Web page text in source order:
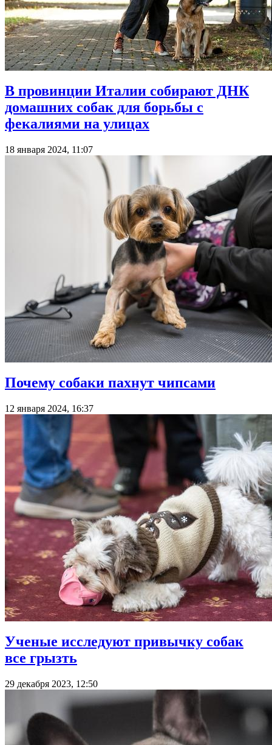
В провинции Италии собирают ДНК
домашних собак для борьбы с
фекалиями на улицах
18 января 2024, 11:07
Почему собаки пахнут чипсами
12 января 2024, 16:37
Ученые исследуют привычку собак
все грызть
29 декабря 2023, 12:50